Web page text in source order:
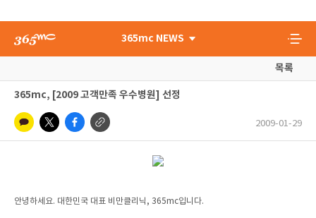
365mc NEWS
목록
365mc, [2009 고객만족 우수병원] 선정
2009-01-29
안녕하세요. 대한민국 대표 비만클리닉, 365mc입니다.